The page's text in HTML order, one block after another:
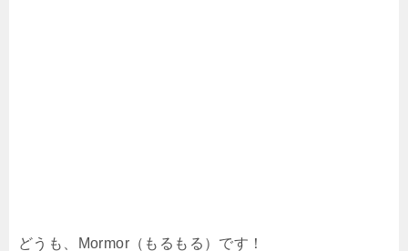
どうも、Mormor（もるもる）です！